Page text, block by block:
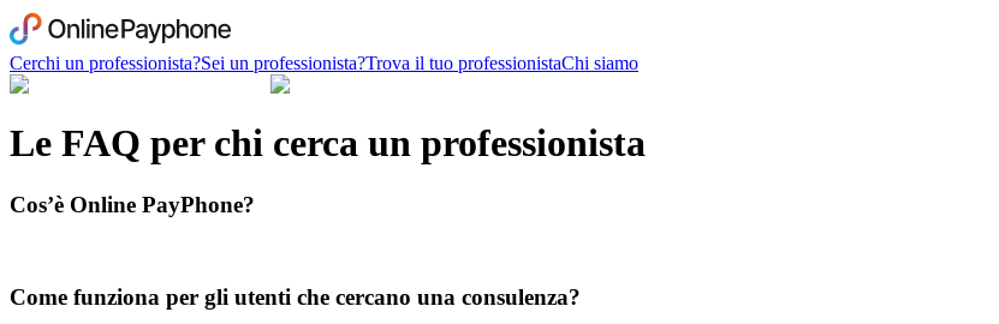
Cerchi un professionista?Sei un professionista?Trova il tuo professionistaChi siamo
Le FAQ per chi cerca un professionista
Cos’è Online PayPhone?
Come funziona per gli utenti che cercano una consulenza?